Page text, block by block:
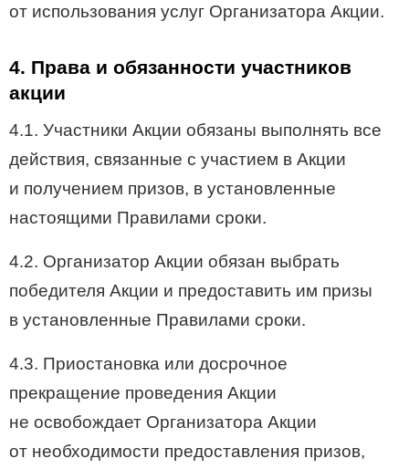
от использования услуг Организатора Акции.
4. Права и обязанности участников
акции
4.1. Участники Акции обязаны выполнять все
действия, связанные с участием в Акции
и получением призов, в установленные
настоящими Правилами сроки.
4.2. Организатор Акции обязан выбрать
победителя Акции и предоставить им призы
в установленные Правилами сроки.
4.3. Приостановка или досрочное
прекращение проведения Акции
не освобождает Организатора Акции
от необходимости предоставления призов,